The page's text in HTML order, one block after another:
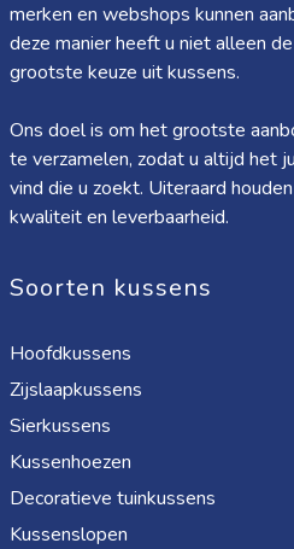
merken en webshops kunnen
deze manier heeft u niet alleen
grootste keuze uit kussens.
Ons doel is om het grootste
te verzamelen, zodat u altijd het
vind die u zoekt. Uiteraard
kwaliteit en leverbaarheid.
Soorten kussens
Hoofdkussens
Zijslaapkussens
Sierkussens
Kussenhoezen
Decoratieve tuinkussens
Kussenslopen